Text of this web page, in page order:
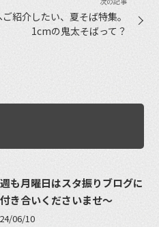
紹介したい、夏そば特集。
1cmの鬼太そばって？
も月曜日はスタ振りブログに
き合いくださいませ～
06/10